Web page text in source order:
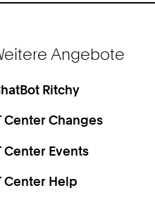
Angebote
Ritchy
Center Changes
Center Events
Center Help